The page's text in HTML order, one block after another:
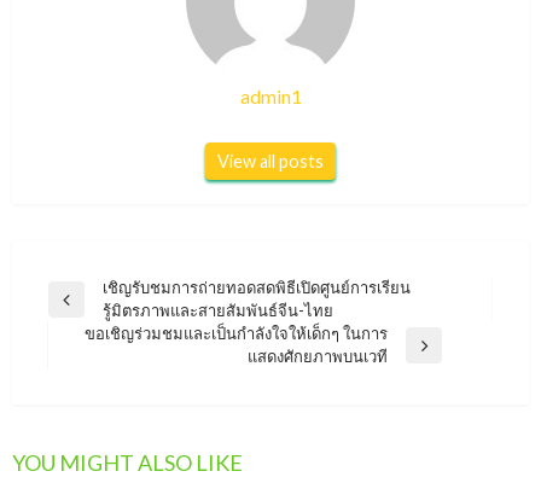
admin1
View all posts
แนะแนว
เรื่อง
Previous
เชิญรับชมการถ่ายทอดสดพิธีเปิดศูนย์การเรียน
รู้มิตรภาพและสายสัมพันธ์จีน-ไทย
ขอเชิญร่วมชมและเป็นกำลังใจให้เด็กๆ ในการ
แสดงศักยภาพบนเวที
YOU MIGHT ALSO LIKE